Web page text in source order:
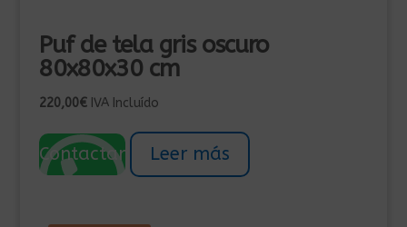
Puf de tela gris oscuro
80x80x30 cm
220,00€ IVA Incluído
Contactar Leer más